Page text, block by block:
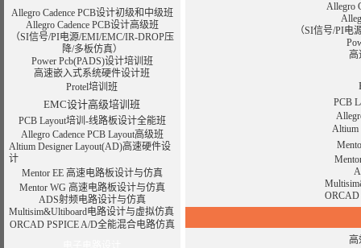
Allegro Cadence PCB设计初级和中级班
Allegro Cadence PCB设计高级班
（SI信号/PI电源/EMI/EMC/IR-DROP压
降/多板仿真）
Power Pcb(PADS)设计培训班
高速嵌入式系统硬件设计班
Protel培训班
EMC设计高级培训班
PCB Layout培训-线路板设计全能班
Allegro Cadence PCB Layout高级班
Altium Designer Layout(AD)高速硬件设
计
Mentor EE 高速电路板设计与仿真
Mentor WG 高速电路板设计与仿真
ADS射频电路设计与仿真
Multisim&Ultiboard电路设计与虚拟仿真
ORCAD PSPICE A/D全能混合电路仿真
Allegro
（SI信号/PI电
PCB
Altium